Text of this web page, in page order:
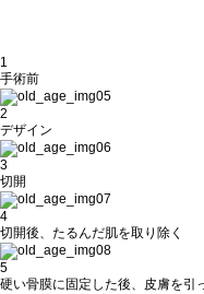
1
手術前
2
デザイン
3
切開
4
切開後、たるんだ肌を取り除く
5
硬い骨膜に固定した後、皮膚を引